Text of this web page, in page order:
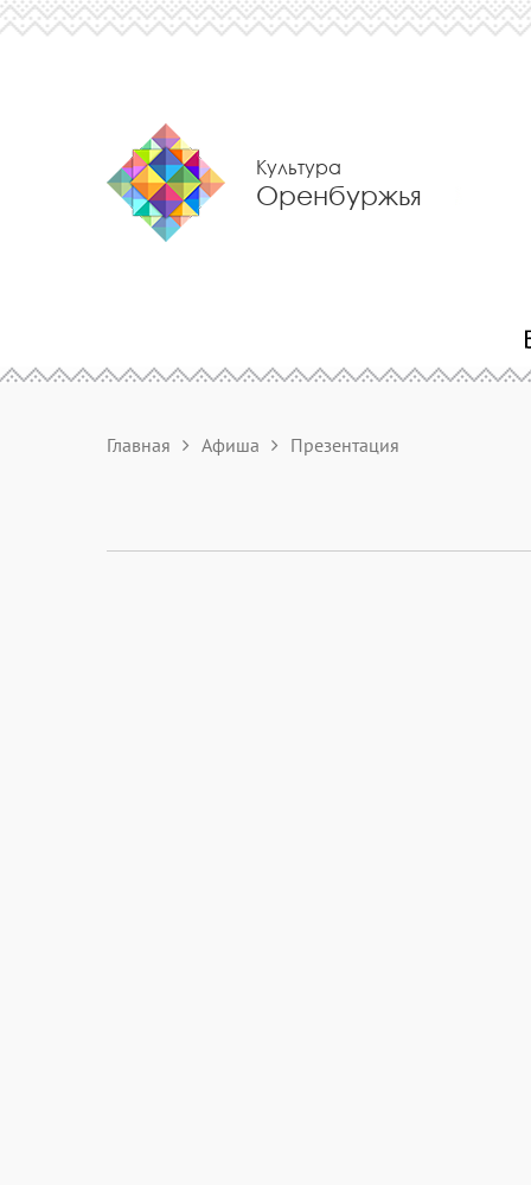
Культура
Оренбуржья
Главная Афиша Презентация